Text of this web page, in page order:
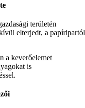
területén
elterjedt, a papíripartól
a keverőelemet
is